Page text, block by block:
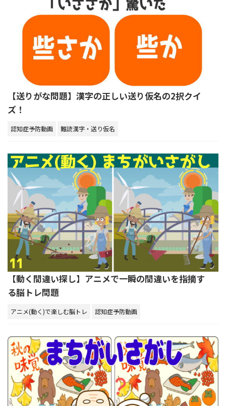
【送りがな問題】漢字の正しい送り仮名の2択クイ
ズ！
認知症予防動画 難読漢字・送り仮名
【動く間違い探し】アニメで一瞬の間違いを指摘す
る脳トレ問題
アニメ(動く)で楽しむ脳トレ 認知症予防動画